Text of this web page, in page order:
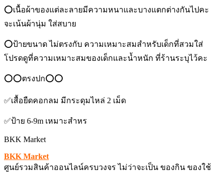
⭕️เนื้อผ้าของแต่ละลายมีความหนาและบางแตกต่างกันไปคะ
จะเน้นผ้านุ่ม ใส่สบาย
⭕️ป้ายขนาด ไม่ตรงกับ ความเหมาะสมสำหรับเด็กที่สวมใส่
โปรดดูที่ความเหมาะสมของเด็กและน้ำหนัก ที่ร้านระบุไว้คะ
⭕️⭕️ตรงปก⭕️⭕️
✅เสื้อยืดคอกลม มีกระดุมไหล่ 2 เม็ด
✅ป้าย 6-9m เหมาะสำหร
BKK Market
BKK Market
ศูนย์รวมสินค้าออนไลน์ครบวงจร ไม่ว่าจะเป็น ของกิน ของใช้